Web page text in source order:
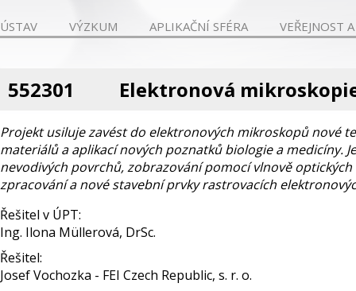
ÚSTAV VÝZKUM APLIKAČNÍ SFÉRA VEŘEJNOST
552301 Elektronová
Projekt usiluje zavést do elektronových mikroskopů nové
materiálů a aplikací nových poznatků biologie a medicíny.
nevodivých povrchů, zobrazování pomocí vlnově
zpracování a nové stavební prvky rastrovacích
Řešitel v ÚPT:
Ing. Ilona Müllerová, DrSc.
Řešitel:
Josef Vochozka - FEI Czech Republic, s. r. o.